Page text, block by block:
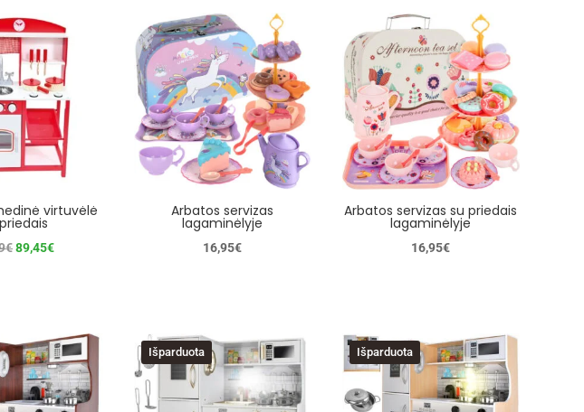
virtuvėlė
€Original
89,45€Current
Arbatos servizas
lagaminėlyje
16,95€
Arbatos servizas su priedais
lagaminėlyje
16,95€
Išparduota Išparduota